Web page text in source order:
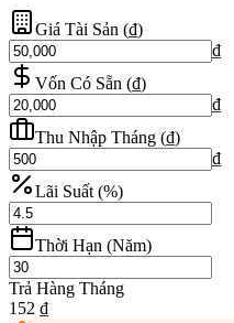
Giá Tài Sản (₫)
₫
Vốn Có Sẵn (₫)
₫
Thu Nhập Tháng (₫)
₫
Lãi Suất (%)
Thời Hạn (Năm)
Trả Hàng Tháng
152 ₫